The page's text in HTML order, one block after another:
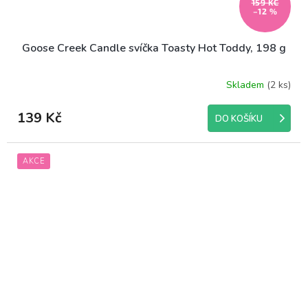
–12 %
Goose Creek Candle svíčka Toasty Hot Toddy, 198 g
produktu
je
z
5
Skladem (2 ks)
139 Kč DO KOŠÍKU
AKCE